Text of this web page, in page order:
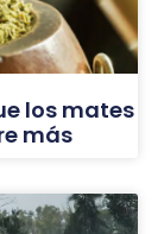
los mates
más